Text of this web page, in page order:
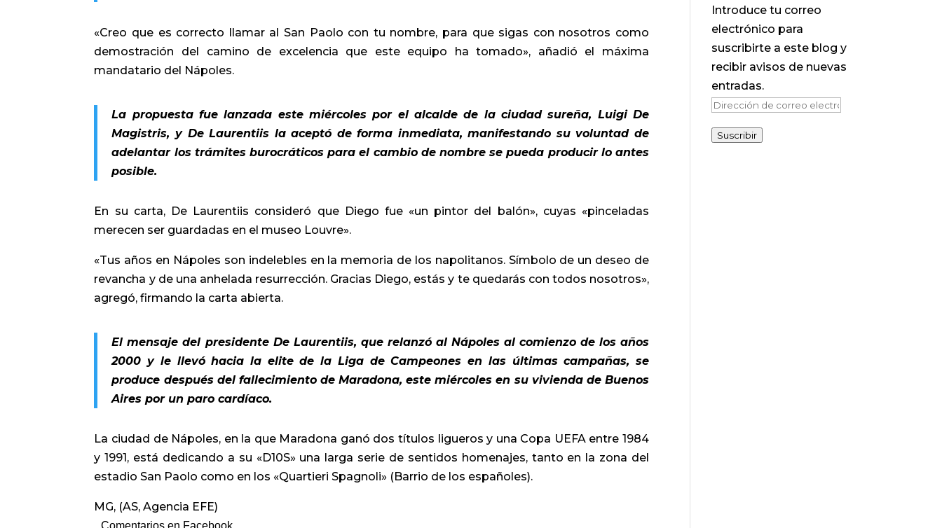
«Creo que es correcto llamar al San Paolo con tu nombre, para que sigas con nosotros como
demostración del camino de excelencia que este equipo ha tomado», añadió el máxima
mandatario del Nápoles.
La propuesta fue lanzada este miércoles por el alcalde de la ciudad sureña, Luigi De
Magistris, y De Laurentiis la aceptó de forma inmediata, manifestando su voluntad de
adelantar los trámites burocráticos para el cambio de nombre se pueda producir lo antes
posible.
En su carta, De Laurentiis consideró que Diego fue «un pintor del balón», cuyas «pinceladas
merecen ser guardadas en el museo Louvre».
«Tus años en Nápoles son indelebles en la memoria de los napolitanos. Símbolo de un deseo de
revancha y de una anhelada resurrección. Gracias Diego, estás y te quedarás con todos nosotros»,
agregó, firmando la carta abierta.
El mensaje del presidente De Laurentiis, que relanzó al Nápoles al comienzo de los años
2000 y le llevó hacia la elite de la Liga de Campeones en las últimas campañas, se
produce después del fallecimiento de Maradona, este miércoles en su vivienda de Buenos
Aires por un paro cardíaco.
La ciudad de Nápoles, en la que Maradona ganó dos títulos ligueros y una Copa UEFA entre 1984
y 1991, está dedicando a su «D10S» una larga serie de sentidos homenajes, tanto en la zona del
estadio San Paolo como en los «Quartieri Spagnoli» (Barrio de los españoles).
MG, (AS, Agencia EFE)
Comentarios en Facebook
Introduce tu correo
electrónico para
suscribirte a este blog y
recibir avisos de nuevas
entradas.
Dirección
correo
Suscribir